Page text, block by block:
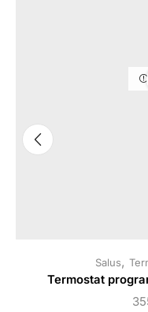
Salus,
Termostat